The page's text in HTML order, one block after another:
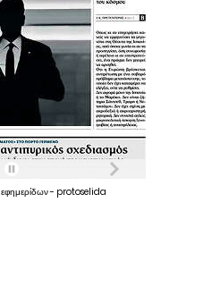
εφημερίδων- protoselida